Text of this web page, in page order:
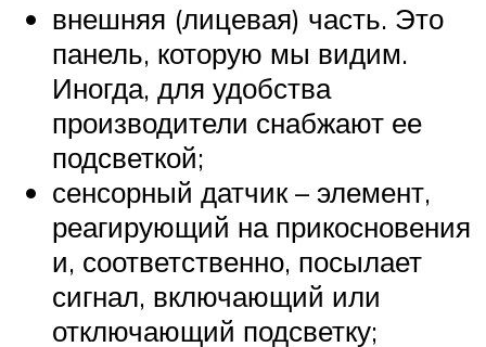
внешняя (лицевая) часть. Это
панель, которую мы видим.
Иногда, для удобства
производители снабжают ее
подсветкой;
сенсорный датчик – элемент,
реагирующий на прикосновения
и, соответственно, посылает
сигнал, включающий или
отключающий подсветку;